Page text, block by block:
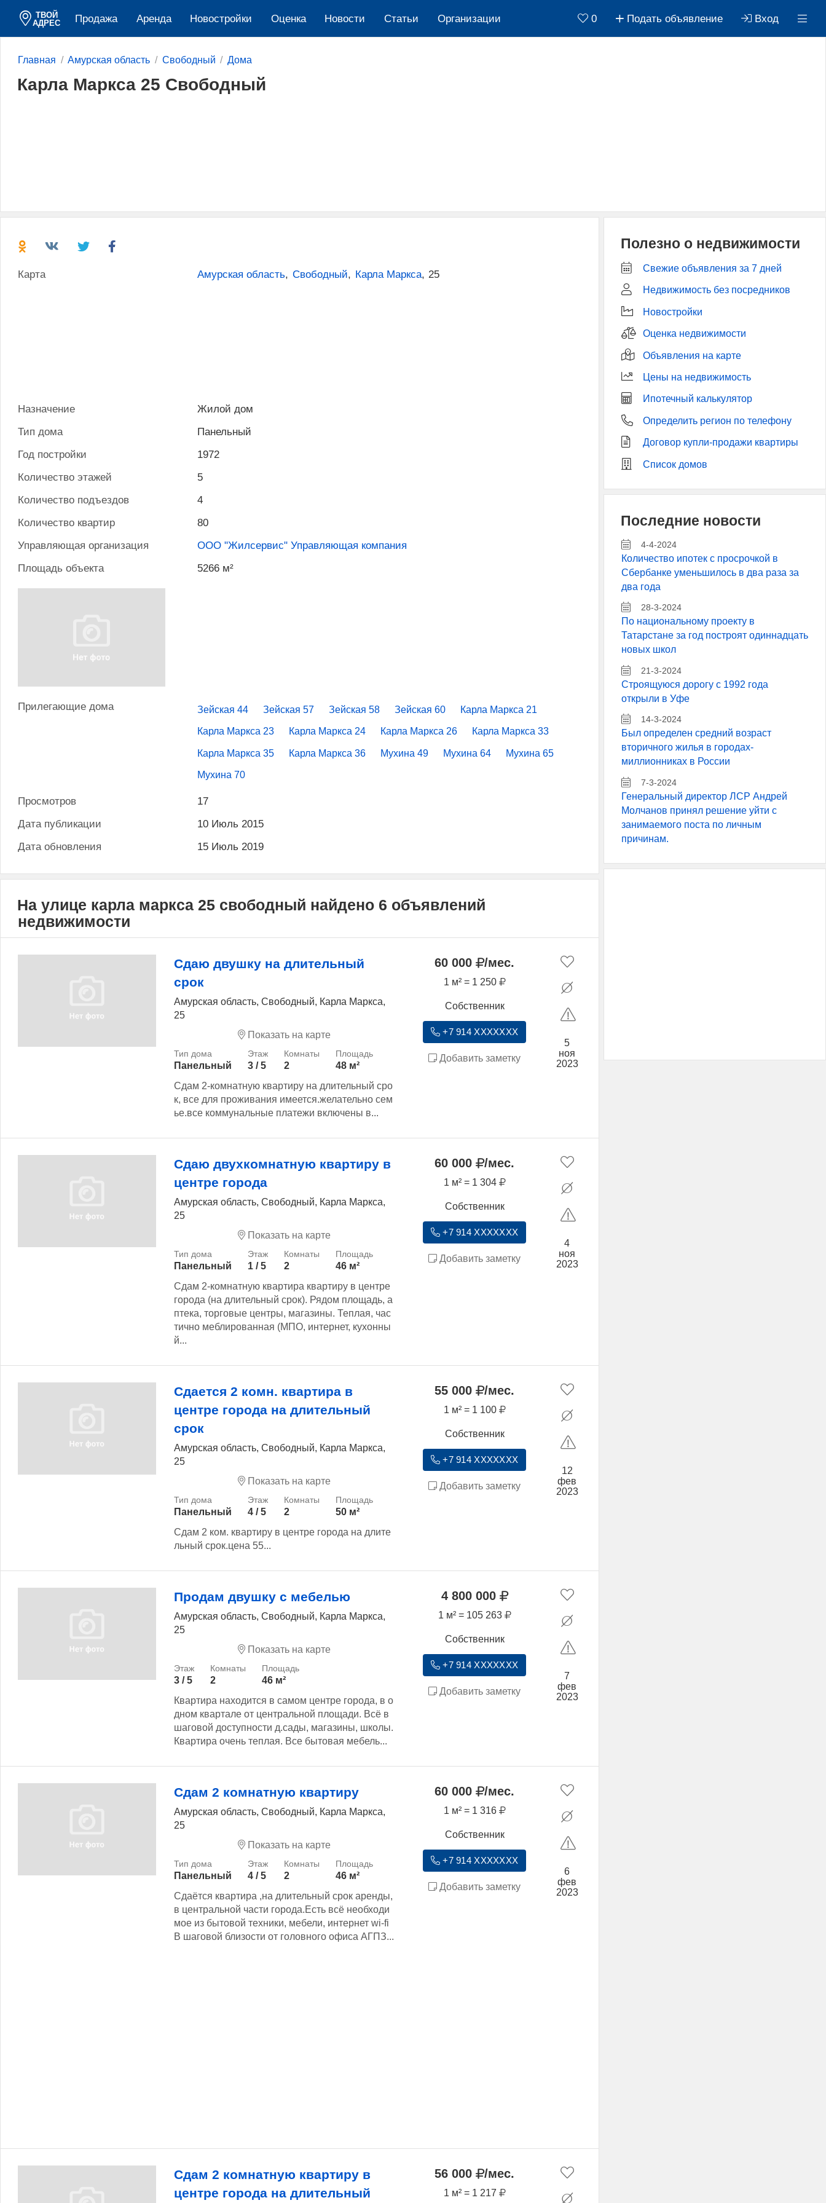
ТВОЙ
АДРЕС
Продажа Аренда Новостройки Оценка Новости Cтатьи Организации 0 Подать объявление Вход
Главная Амурская область Свободный Дома
Карла Маркса 25 Свободный
Карта Амурская область, Свободный, Карла Маркса, 25
Назначение
Жилой дом
Тип дома
Панельный
Год постройки
1972
Количество этажей
5
Количество подъездов
4
Количество квартир
80
Управляющая организация
ООО "Жилсервис" Управляющая компания
Площадь объекта
5266 м²
Прилегающие дома Зейская 44 Зейская 57 Зейская 58 Зейская 60 Карла Маркса 21
Карла Маркса 23 Карла Маркса 24 Карла Маркса 26 Карла Маркса 33
Карла Маркса 35 Карла Маркса 36 Мухина 49 Мухина 64 Мухина 65
Мухина 70
Просмотров
17
Дата публикации
10 Июль 2015
Дата обновления
15 Июль 2019
На улице карла маркса 25 свободный найдено 6 объявлений
недвижимости
Сдаю двушку на длительный
срок
Амурская область, Свободный, Карла Маркса,
25
Показать на карте
Панельный 3 / 5 2
48 м²
Сдам 2-комнатную квартиру на длительный сро
к, все для проживания имеется.желательно сем
ье.все коммунальные платежи включены в...
60 000 /мес.
1 м² = 1 250
Собственник
+7 914 XXXXXXX
Добавить заметку
5
ноя
2023
Сдаю двухкомнатную квартиру в
центре города
Амурская область, Свободный, Карла Маркса,
25
Показать на карте
Панельный 1 / 5 2
46 м²
Сдам 2-комнатную квартира квартиру в центре
города (на длительный срок). Рядом площадь, а
птека, торговые центры, магазины. Теплая, час
тично меблированная (МПО, интернет, кухонны
й...
60 000 /мес.
1 м² = 1 304
Собственник
+7 914 XXXXXXX
Добавить заметку
4
ноя
2023
Сдается 2 комн. квартира в
центре города на длительный
срок
Амурская область, Свободный, Карла Маркса,
25
Показать на карте
Панельный 4 / 5 2
50 м²
Сдам 2 ком. квартиру в центре города на длите
льный срок.цена 55...
55 000 /мес.
1 м² = 1 100
Собственник
+7 914 XXXXXXX
Добавить заметку
12
фев
2023
Продам двушку с мебелью
Амурская область, Свободный, Карла Маркса,
25
Показать на карте
3 / 5 2
46 м²
Квартира находится в самом центре города, в о
дном квартале от центральной площади. Всё в
шаговой доступности д.сады, магазины, школы.
Квартира очень теплая. Все бытовая мебель...
4 800 000
1 м² = 105 263
Собственник
+7 914 XXXXXXX
Добавить заметку
7
фев
2023
Сдам 2 комнатную квартиру
Амурская область, Свободный, Карла Маркса,
25
Показать на карте
Панельный 4 / 5 2
46 м²
Сдаётся квартира ,на длительный срок аренды,
в центральной части города.Есть всё необходи
мое из бытовой техники, мебели, интернет wi-fi
В шаговой близости от головного офиса АГПЗ...
60 000 /мес.
1 м² = 1 316
Собственник
+7 914 XXXXXXX
Добавить заметку
6
фев
2023
Сдам 2 комнатную квартиру в
центре города на длительный
56 000 /мес.
1 м² = 1 217
Полезно о недвижимости
Свежие объявления за 7 дней
Недвижимость без посредников
Новостройки
Оценка недвижимости
Объявления на карте
Цены на недвижимость
Ипотечный калькулятор
Определить регион по телефону
Договор купли-продажи квартиры
Список домов
Последние новости
4-4-2024
Количество ипотек с просрочкой в
Сбербанке уменьшилось в два раза за
два года
28-3-2024
По национальному проекту в
Татарстане за год построят одиннадцать
новых школ
21-3-2024
Строящуюся дорогу с 1992 года
открыли в Уфе
14-3-2024
Был определен средний возраст
вторичного жилья в городах-
миллионниках в России
7-3-2024
Генеральный директор ЛСР Андрей
Молчанов принял решение уйти с
занимаемого поста по личным
причинам.